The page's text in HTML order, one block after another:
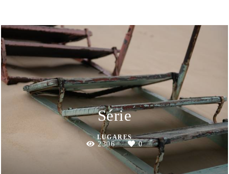
Série
LUGARES
2306 0